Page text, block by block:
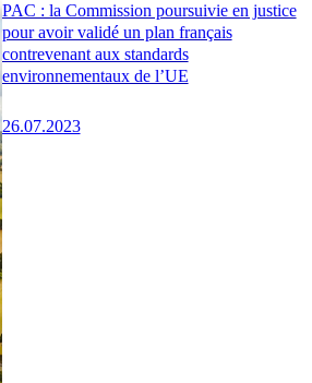
PAC : la Commission poursuivie en justice
pour avoir validé un plan français
contrevenant aux standards
environnementaux de l’UE
26.07.2023